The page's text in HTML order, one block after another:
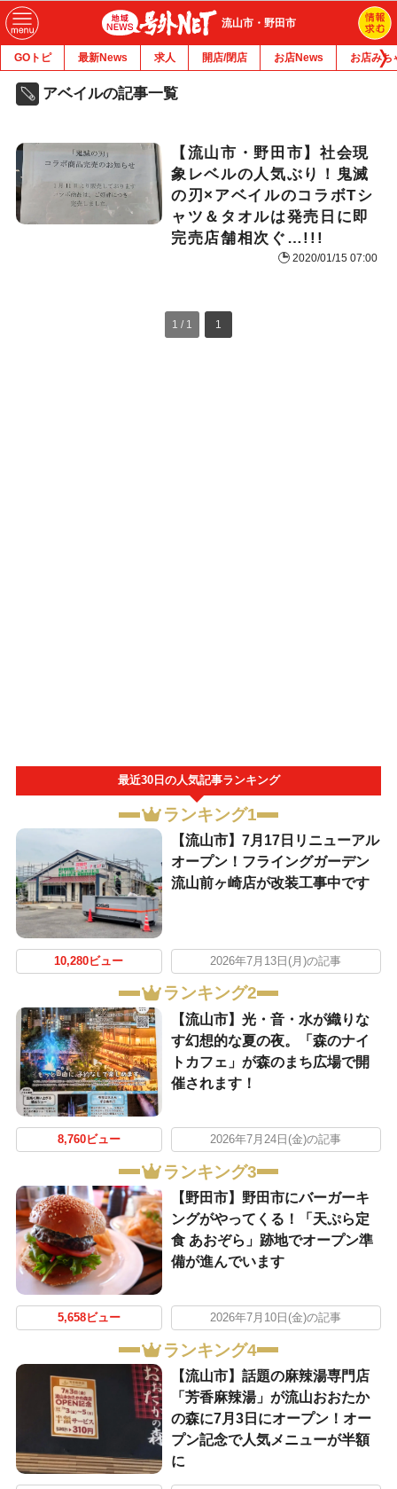
流山市・野田市
GOトピ 最新News 求人 開店/閉店 お店News お店みち
アベイルの記事一覧
【流山市・野田市】社会現
象レベルの人気ぶり！鬼滅
の刃×アベイルのコラボTシ
ャツ＆タオルは発売日に即
完売店舗相次ぐ…!!!
2020/01/15 07:00
1 / 1 1
最近30日の人気記事ランキング
ランキング1
【流山市】7月17日リニューアル
オープン！フライングガーデン
流山前ヶ崎店が改装工事中です
10,280ビュー 2026年7月13日(月)の記事
ランキング2
【流山市】光・音・水が織りな
す幻想的な夏の夜。「森のナイ
トカフェ」が森のまち広場で開
催されます！
8,760ビュー 2026年7月24日(金)の記事
ランキング3
【野田市】野田市にバーガーキ
ングがやってくる！「天ぷら定
食 あおぞら」跡地でオープン準
備が進んでいます
5,658ビュー 2026年7月10日(金)の記事
ランキング4
【流山市】話題の麻辣湯専門店
「芳香麻辣湯」が流山おおたか
の森に7月3日にオープン！オー
プン記念で人気メニューが半額
に